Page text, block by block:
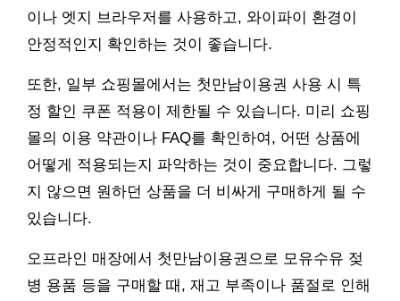
이나 엣지 브라우저를 사용하고, 와이파이 환경이
안정적인지 확인하는 것이 좋습니다.
또한, 일부 쇼핑몰에서는 첫만남이용권 사용 시 특
정 할인 쿠폰 적용이 제한될 수 있습니다. 미리 쇼핑
몰의 이용 약관이나 FAQ를 확인하여, 어떤 상품에
어떻게 적용되는지 파악하는 것이 중요합니다. 그렇
지 않으면 원하던 상품을 더 비싸게 구매하게 될 수
있습니다.
오프라인 매장에서 첫만남이용권으로 모유수유 젖
병 용품 등을 구매할 때, 재고 부족이나 품절로 인해